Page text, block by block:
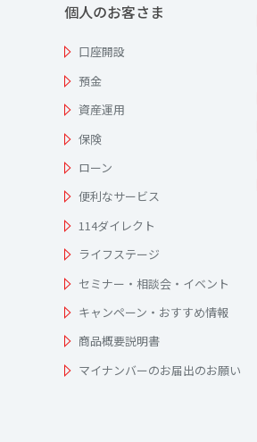
個人のお客さま
口座開設
預金
資産運用
保険
ローン
便利なサービス
114ダイレクト
ライフステージ
セミナー・相談会・イベント
キャンペーン・おすすめ情報
商品概要説明書
マイナンバーのお届出のお願い